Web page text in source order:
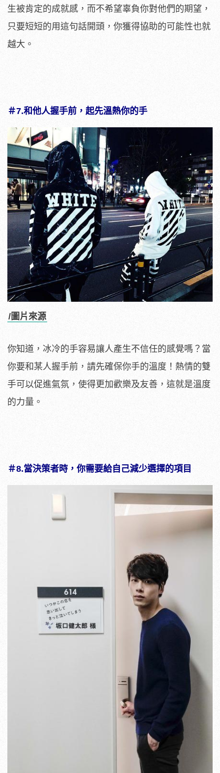
生被肯定的成就感，而不希望辜負你對他們的期望，
只要短短的用這句話開頭，你獲得協助的可能性也就
越大。
＃7.和他人握手前，起先溫熱你的手
/圖片來源
你知道，冰冷的手容易讓人產生不信任的感覺嗎？當
你要和某人握手前，請先確保你手的溫度！熱情的雙
手可以促進氣氛，使得更加歡樂及友善，這就是溫度
的力量。
＃8.當決策者時，你需要給自己減少選擇的項目